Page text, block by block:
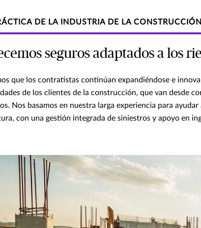
DE LA INDUSTRIA DE LA CONSTRUCCIÓN
seguros adaptados a los
que los contratistas continúan expandiéndose e
de los clientes de la construcción, que van desde
Nos basamos en nuestra larga experiencia para
con una gestión integrada de siniestros y apoyo en